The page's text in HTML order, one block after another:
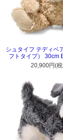
シュタイフ テディベ
フトタイプ） 30cm
20,900円(